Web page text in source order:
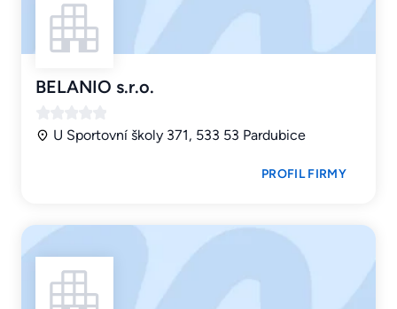
BELANIO s.r.o.
U Sportovní školy 371, 533 53 Pardubice
PROFIL FIRMY